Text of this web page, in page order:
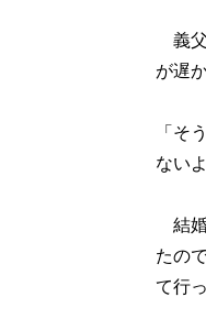
義父
が遅
「そ
ない
結婚
たの
て行